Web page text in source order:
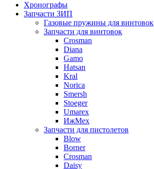
Хронографы
Запчасти ЗИП
Газовые пружины для винтовок
Запчасти для винтовок
Crosman
Diana
Gamo
Hatsan
Kral
Norica
Smersh
Stoeger
Umarex
ИжМех
Запчасти для пистолетов
Blow
Borner
Crosman
Daisy